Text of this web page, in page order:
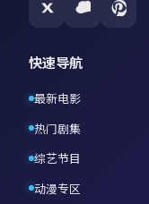
快速导航
最新电影
热门剧集
综艺节目
动漫专区